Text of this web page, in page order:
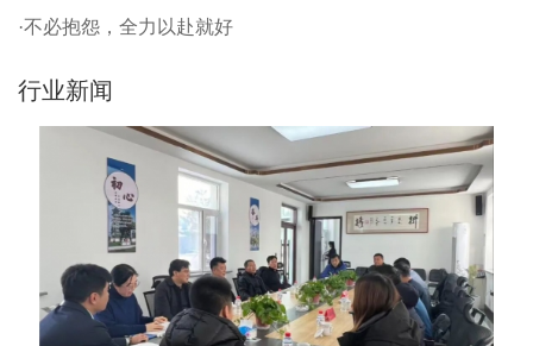
·不必抱怨，全力以赴就好
行业新闻